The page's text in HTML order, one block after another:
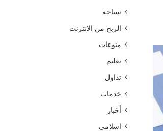
سياحة
الربح من الانترنت
منوعات
تعليم
تداول
خدمات
أخبار
اسلامى